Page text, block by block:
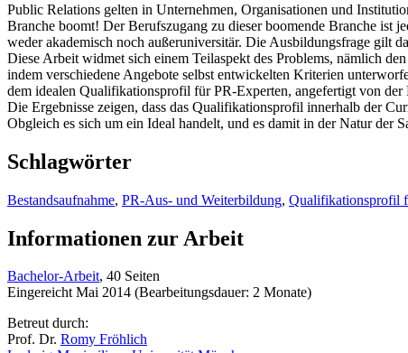
Public Relations gelten in Unternehmen, Organisationen und
Branche boomt! Der Berufszugang zu dieser boomende Branche ist
weder akademisch noch außeruniversitär. Die Ausbildungsfrage gilt
Diese Arbeit widmet sich einem Teilaspekt des Problems, nämlich
indem verschiedene Angebote selbst entwickelten Kriterien
dem idealen Qualifikationsprofil für PR-Experten, angefertigt von
Die Ergebnisse zeigen, dass das Qualifikationsprofil innerhalb der
Obgleich es sich um ein Ideal handelt, und es damit in der Natur der
Schlagwörter
Bestandsaufnahme, PR-Aus- und Weiterbildung, Qualifikationsprofil
Informationen zur Arbeit
Bachelor-Arbeit, 40 Seiten
Eingereicht Mai 2014 (Bearbeitungsdauer: 2 Monate)
Betreut durch:
Prof. Dr. Romy Fröhlich